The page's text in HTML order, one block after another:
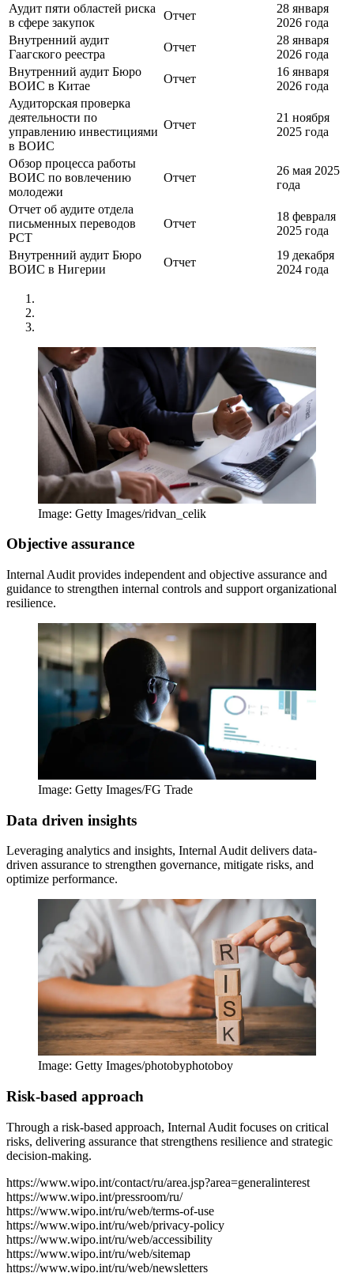
Аудит пяти областей риска
в сфере закупок
Отчет
28 января
2026 года
Внутренний аудит
Гаагского реестра
Отчет
28 января
2026 года
Внутренний аудит Бюро
ВОИС в Китае
Отчет
16 января
2026 года
Аудиторская проверка
деятельности по
управлению инвестициями
в ВОИС
Отчет
21 ноября
2025 года
Обзор процесса работы
ВОИС по вовлечению
молодежи
Отчет
26 мая 2025
года
Отчет об аудите отдела
письменных переводов
РСТ
Отчет
18 февраля
2025 года
Внутренний аудит Бюро
ВОИС в Нигерии
Отчет
19 декабря
2024 года
Image: Getty Images/ridvan_celik
Objective assurance
Internal Audit provides independent and objective assurance and
guidance to strengthen internal controls and support organizational
resilience.
Image: Getty Images/FG Trade
Data driven insights
Leveraging analytics and insights, Internal Audit delivers data-
driven assurance to strengthen governance, mitigate risks, and
optimize performance.
Image: Getty Images/photobyphotoboy
Risk-based approach
Through a risk-based approach, Internal Audit focuses on critical
risks, delivering assurance that strengthens resilience and strategic
decision-making.
https://www.wipo.int/contact/ru/area.jsp?area=generalinterest
https://www.wipo.int/pressroom/ru/
https://www.wipo.int/ru/web/terms-of-use
https://www.wipo.int/ru/web/privacy-policy
https://www.wipo.int/ru/web/accessibility
https://www.wipo.int/ru/web/sitemap
https://www.wipo.int/ru/web/newsletters